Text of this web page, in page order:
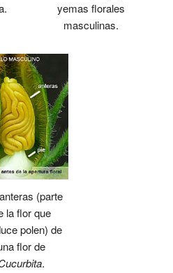
yemas florales
masculinas.
(parte
la flor que
polen) de
flor de
.